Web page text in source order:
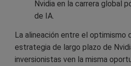
Nvidia en la carrera global
de IA.
La alineación entre el optimismo
estrategia de largo plazo de
inversionistas ven la misma